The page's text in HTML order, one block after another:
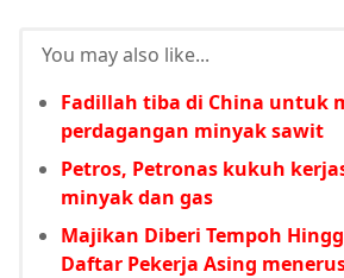
You may also like...
Fadillah tiba di China untuk
perdagangan minyak sawit
Petros, Petronas kukuh
minyak dan gas
Majikan Diberi Tempoh
Daftar Pekerja Asing